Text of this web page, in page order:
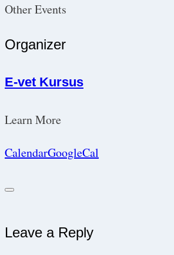
Other Events
Organizer
E-vet Kursus
Learn More
CalendarGoogleCal
Leave a Reply